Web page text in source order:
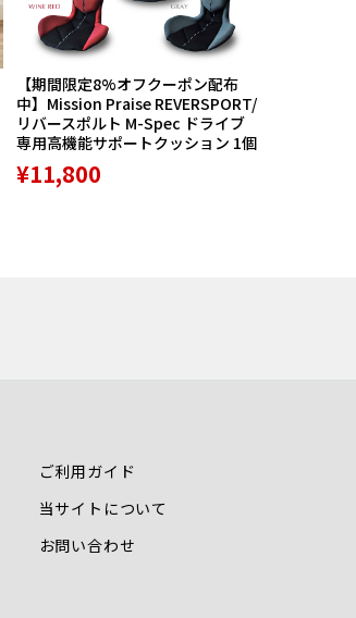
【期間限定8%オフクーポン配布
中】Mission Praise REVERSPORT/
リバースポルト M-Spec ドライブ
専用高機能サポートクッション 1個
¥11,800
ご利用ガイド
当サイトについて
お問い合わせ